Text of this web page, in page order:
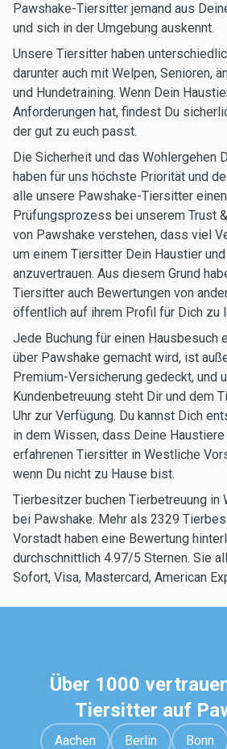
Pawshake-Tiersitter jemand aus
und sich in der Umgebung auskennt.
Unsere Tiersitter haben
darunter auch mit Welpen, Senioren,
und Hundetraining. Wenn Dein
Anforderungen hat, findest Du
der gut zu euch passt.
Die Sicherheit und das Wohlergehen
haben für uns höchste Priorität und
alle unsere Pawshake-Tiersitter
Prüfungsprozess bei unserem Trust
von Pawshake verstehen, dass viel
um einem Tiersitter Dein Haustier
anzuvertrauen. Aus diesem Grund
Tiersitter auch Bewertungen von
öffentlich auf ihrem Profil für Dich zu
Jede Buchung für einen Hausbesuch
über Pawshake gemacht wird, ist
Premium-Versicherung gedeckt, und
Kundenbetreuung steht Dir und dem
Uhr zur Verfügung. Du kannst Dich
in dem Wissen, dass Deine
erfahrenen Tiersitter in Westliche
wenn Du nicht zu Hause bist.
Tierbesitzer buchen Tierbetreuung in
bei Pawshake. Mehr als 2329
Vorstadt haben eine Bewertung
durchschnittlich 4.97/5 Sternen. Sie
Sofort, Visa, Mastercard, American
Über 1000
Tiersitter auf
Aachen Berlin Bonn